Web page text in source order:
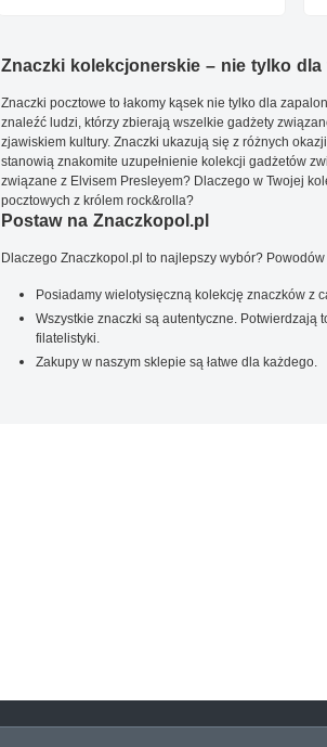
Znaczki kolekcjonerskie – nie tylko dla
Znaczki pocztowe to łakomy kąsek nie tylko dla
znaleźć ludzi, którzy zbierają wszelkie gadżety
zjawiskiem kultury. Znaczki ukazują się z różnych
stanowią znakomite uzupełnienie kolekcji gadżetów
związane z Elvisem Presleyem? Dlaczego w Twojej
pocztowych z królem rock&rolla?
Postaw na Znaczkopol.pl
Dlaczego Znaczkopol.pl to najlepszy wybór?
Posiadamy wielotysięczną kolekcję znaczków z
Wszystkie znaczki są autentyczne. Potwierdzają
filatelistyki.
Zakupy w naszym sklepie są łatwe dla każdego.